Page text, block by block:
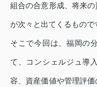
組合の合意形成、将来
が次々と出てくるもので
そこで今回は、福岡の
て、コンシェルジュ導
容、資産価値や管理評